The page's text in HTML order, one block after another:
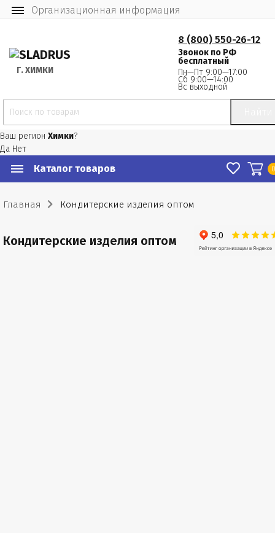
Организационная информация
Г. ХИМКИ
8 (800) 550-26-12
Звонок по РФ
бесплатный
Пн—Пт 9:00—17:00
Сб 9:00—14:00
Вс выходной
Ваш регион Химки?
Да Нет
Каталог товаров
Главная Кондитерские изделия оптом
Кондитерские изделия оптом